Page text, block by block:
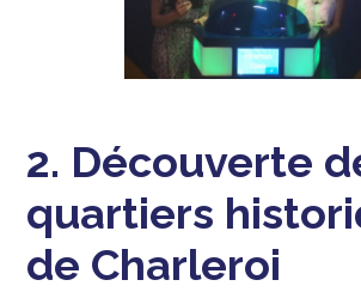
2. Découverte
quartiers
de Charleroi